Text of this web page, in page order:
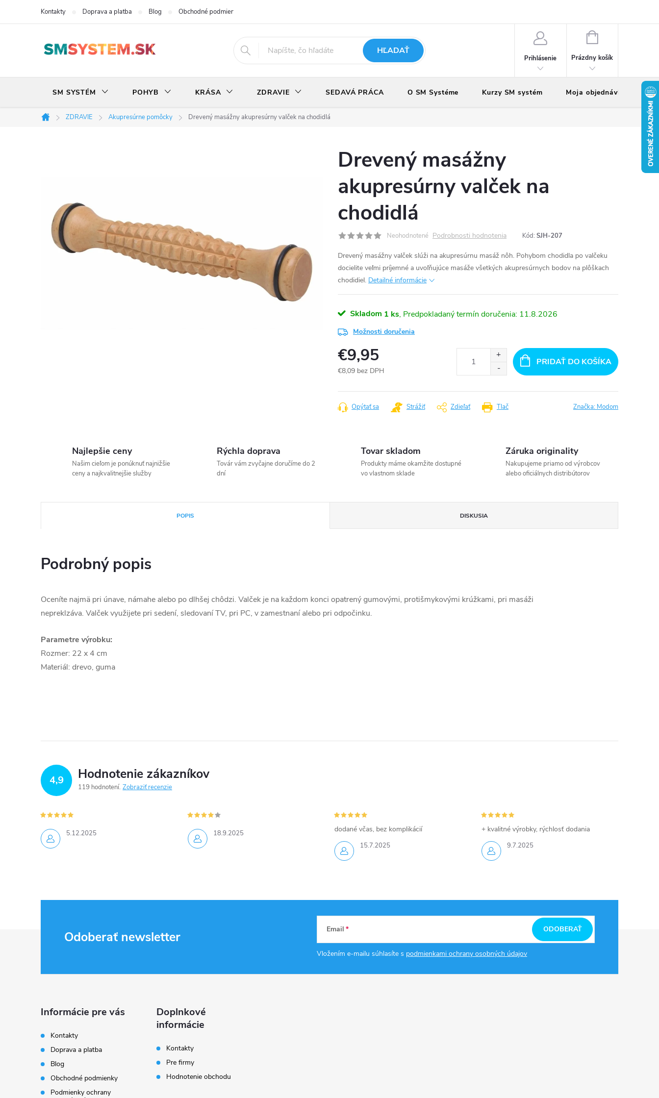
Kontakty Doprava a platba Blog Obchodné podmienky
HĽADAŤ
Prihlásenie
NÁKUPNÝ
Prázdny košík
SM SYSTÉM POHYB KRÁSA ZDRAVIE SEDAVÁ PRÁCA O SM Systéme Kurzy SM systém Moja objednávka
Domov
ZDRAVIE Akupresúrne pomôcky Drevený masážny akupresúrny valček na chodidlá
Drevený masážny
akupresúrny valček na
chodidlá
Neohodnotené Podrobnosti hodnotenia Kód: SJH-207
Drevený masážny valček slúži na akupresúrnu masáž nôh. Pohybom chodidla po valčeku
docielite veľmi príjemné a uvoľňujúce masáže všetkých akupresúrnych bodov na plôškach
chodidiel. Detailné informácie
Skladom 1 ks 11.8.2026
Možnosti doručenia
€9,95
€8,09 bez DPH
cena:
PRIDAŤ DO KOŠÍKA
Tlač
Opýtať sa Strážiť Zdieľať Značka: Modom
Najlepšie ceny
Našim cieľom je ponúknuť najnižšie
ceny a najkvalitnejšie služby
Rýchla doprava
Továr vám zvyčajne doručíme do 2
dní
Tovar skladom
Produkty máme okamžite dostupné
vo vlastnom sklade
Záruka originality
Nakupujeme priamo od výrobcov
alebo oficiálnych distribútorov
POPIS DISKUSIA
Podrobný popis
Oceníte najmä pri únave, námahe alebo po dlhšej chôdzi. Valček je na každom konci opatrený gumovými, protišmykovými krúžkami, pri masáži
nepreklzáva. Valček využijete pri sedení, sledovaní TV, pri PC, v zamestnaní alebo pri odpočinku.
Parametre výrobku:
Rozmer: 22 x 4 cm
Materiál: drevo, guma
4,9 Hodnotenie zákazníkov
119 hodnotení Zobraziť recenzie
5.12.2025
18.9.2025
15.7.2025
dodané včas, bez komplikácií
9.7.2025
+ kvalitné výrobky, rýchlosť dodania
Odoberať newsletter Email
Vložením e-mailu súhlasíte s podmienkami ochrany osobných údajov
ODOBERAŤ
Informácie pre vás
Kontakty
Doprava a platba
Blog
Obchodné podmienky
Podmienky ochrany
Doplnkové
informácie
Kontakty
Pre firmy
Hodnotenie obchodu